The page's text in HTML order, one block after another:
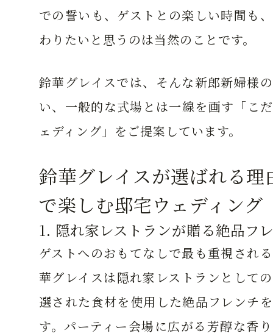
での誓いも、ゲストとの楽しい時間も
わりたいと思うのは当然のことです。
鈴華グレイスでは、そんな新郎新婦様
い、一般的な式場とは一線を画す「こ
ェディング」をご提案しています。
鈴華グレイスが選ばれる理
で楽しむ邸宅ウェディング
1. 隠れ家レストランが贈る絶品フ
ゲストへのおもてなしで最も重視され
華グレイスは隠れ家レストランとして
選された食材を使用した絶品フレンチ
す。パーティー会場に広がる芳醇な香